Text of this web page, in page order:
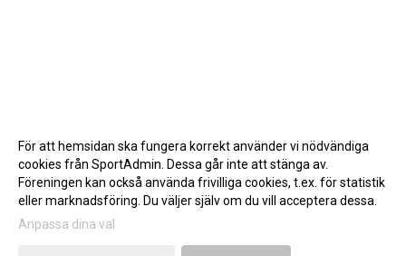
Gå till Webbversion
För att hemsidan ska fungera korrekt använder vi nödvändiga
cookies från SportAdmin. Dessa går inte att stänga av.
Föreningen kan också använda frivilliga cookies, t.ex. för statistik
eller marknadsföring. Du väljer själv om du vill acceptera dessa.
Anpassa dina val